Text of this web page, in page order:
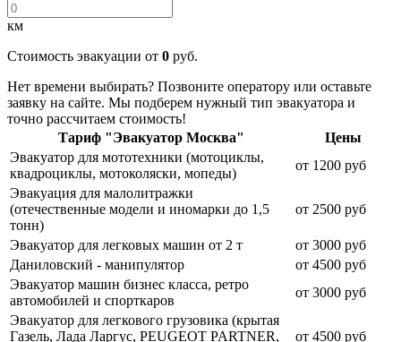
км
Стоимость эвакуации от 0 руб.
Нет времени выбирать? Позвоните оператору или оставьте
заявку на сайте. Мы подберем нужный тип эвакуатора и
точно рассчитаем стоимость!
Тариф "Эвакуатор Москва"
Цены
Эвакуатор для мототехники (мотоциклы,
квадроциклы, мотоколяски, мопеды)
от 1200 руб
Эвакуация для малолитражки
(отечественные модели и иномарки до 1,5
тонн)
от 2500 руб
Эвакуатор для легковых машин от 2 т
от 3000 руб
Даниловский - манипулятор
от 4500 руб
Эвакуатор машин бизнес класса, ретро
автомобилей и спорткаров
от 3000 руб
Эвакуатор для легкового грузовика (крытая
Газель, Лада Ларгус, PEUGEOT PARTNER,
от 4500 руб